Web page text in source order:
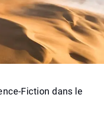
Fiction dans le